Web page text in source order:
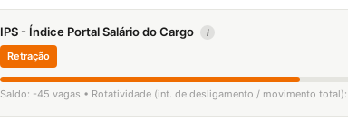
IPS - Índice Portal Salário do Cargo i
Retração
Saldo: -45 vagas • Rotatividade (int. de desligamento / movimento